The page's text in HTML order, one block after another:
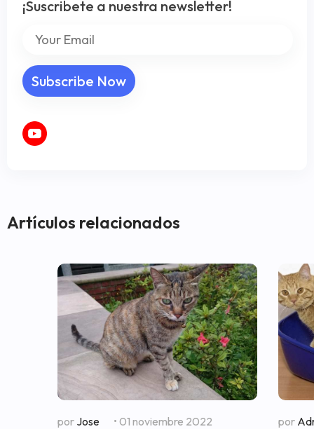
¡Suscribete a nuestra newsletter!
Artículos relacionados
por Jose • 01 noviembre 2022 por